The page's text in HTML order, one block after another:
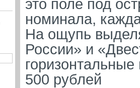
это поле под
номинала,
На ощупь
России» и
500 рублей